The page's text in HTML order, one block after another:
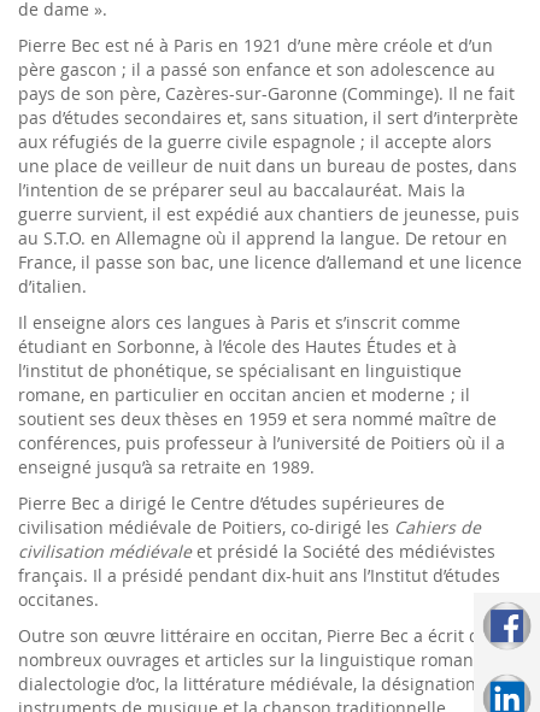
de dame ».
Pierre Bec est né à Paris en 1921 d’une mère créole et d’un
père gascon ; il a passé son enfance et son adolescence au
pays de son père, Cazères-sur-Garonne (Comminge). Il ne fait
pas d’études secondaires et, sans situation, il sert d’interprète
aux réfugiés de la guerre civile espagnole ; il accepte alors
une place de veilleur de nuit dans un bureau de postes, dans
l’intention de se préparer seul au baccalauréat. Mais la
guerre survient, il est expédié aux chantiers de jeunesse, puis
au S.T.O. en Allemagne où il apprend la langue. De retour en
France, il passe son bac, une licence d’allemand et une licence
d’italien.
Il enseigne alors ces langues à Paris et s’inscrit comme
étudiant en Sorbonne, à l’école des Hautes Études et à
l’institut de phonétique, se spécialisant en linguistique
romane, en particulier en occitan ancien et moderne ; il
soutient ses deux thèses en 1959 et sera nommé maître de
conférences, puis professeur à l’université de Poitiers où il a
enseigné jusqu’à sa retraite en 1989.
Pierre Bec a dirigé le Centre d’études supérieures de
civilisation médiévale de Poitiers, co-dirigé les Cahiers de
civilisation médiévaleet présidé la Société des médiévistes
français. Il a présidé pendant dix-huit ans l’Institut d’études
occitanes.
Outre son œuvre littéraire en occitan, Pierre Bec a écrit de
nombreux ouvrages et articles sur la linguistique romane, la
dialectologie d’oc, la littérature médiévale, la désignation des